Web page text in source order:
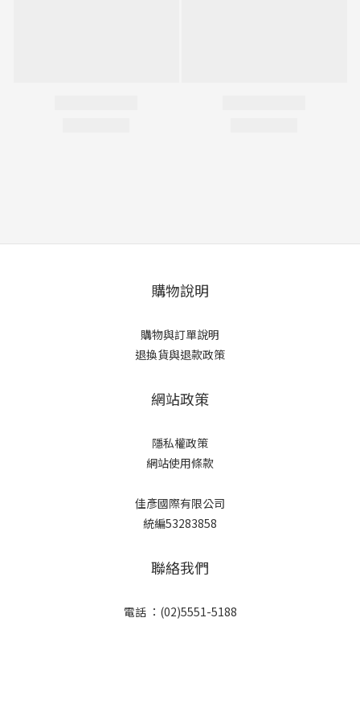
購物說明
購物與訂單說明
退換貨與退款政策
網站政策
隱私權政策
網站使用條款
佳彥國際有限公司
統編53283858
聯絡我們
電話 ：(02)5551-5188